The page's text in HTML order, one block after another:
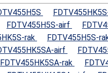
FDTV455H5S-airf
rak
FDTV455H5S-
airf
FDTV455HK5SA-rak